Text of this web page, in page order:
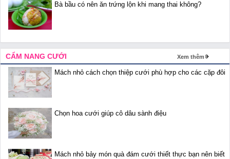
Bà bầu có nên ăn trứng lộn khi mang thai không?
CẨM NANG CƯỚI Xem thêm
Mách nhỏ cách chọn thiệp cưới phù hợp cho các cặp đôi
Chọn hoa cưới giúp cô dâu sành điệu
Mách nhỏ bảy món quà đám cưới thiết thực bạn nên biết